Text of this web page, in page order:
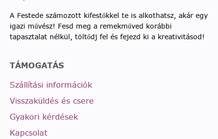
A Festede számozott kifestőkkel te is alkothatsz, akár egy
igazi művész! Fesd meg a remekműved korábbi
tapasztalat nélkül, töltődj fel és fejezd ki a kreativitásod!
TÁMOGATÁS
Szállítási információk
Visszaküldés és csere
Gyakori kérdések
Kapcsolat